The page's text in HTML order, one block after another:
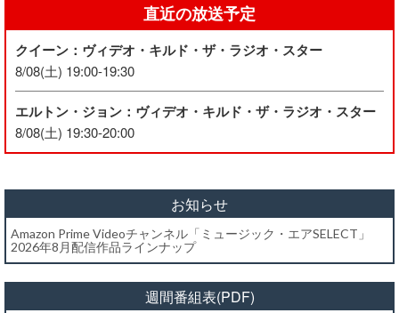
直近の放送予定
クイーン：ヴィデオ・キルド・ザ・ラジオ・スター
8/08(土) 19:00-19:30
エルトン・ジョン：ヴィデオ・キルド・ザ・ラジオ・スター
8/08(土) 19:30-20:00
お知らせ
Amazon Prime Videoチャンネル「ミュージック・エアSELECT」
2026年8月配信作品ラインナップ
週間番組表(PDF)